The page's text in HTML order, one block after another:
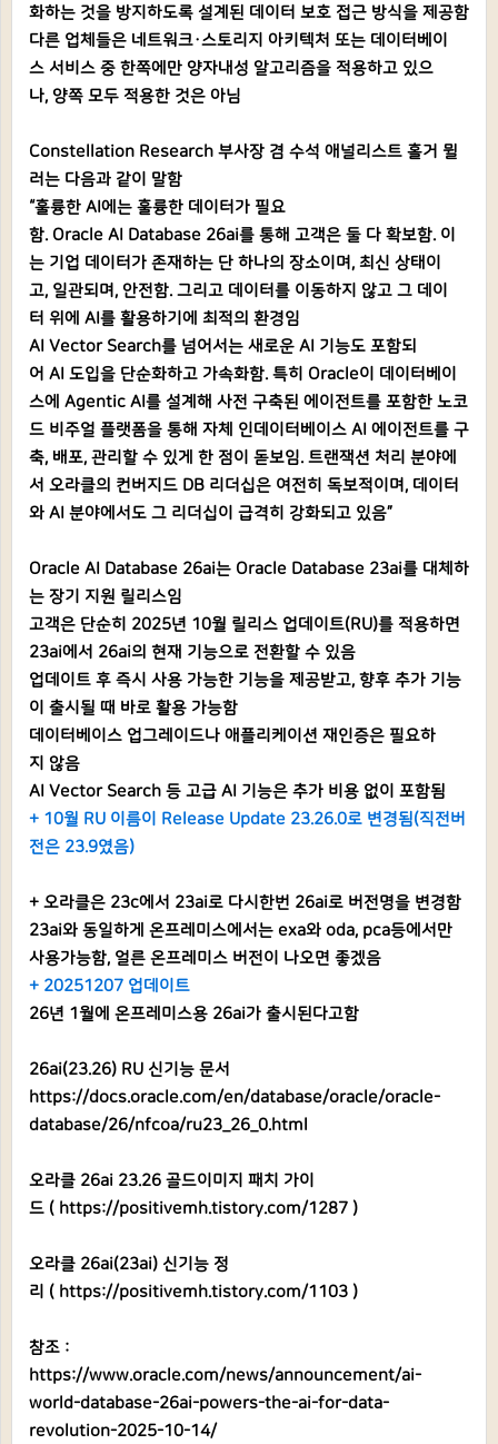
화하는 것을 방지하도록 설계된 데이터 보호 접근 방식을 제공함
다른 업체들은 네트워크·스토리지 아키텍처 또는 데이터베이
스 서비스 중 한쪽에만 양자내성 알고리즘을 적용하고 있으
나, 양쪽 모두 적용한 것은 아님
Constellation Research 부사장 겸 수석 애널리스트 홀거 뮐
러는 다음과 같이 말함
“훌륭한 AI에는 훌륭한 데이터가 필요
함. Oracle AI Database 26ai를 통해 고객은 둘 다 확보함. 이
는 기업 데이터가 존재하는 단 하나의 장소이며, 최신 상태이
고, 일관되며, 안전함. 그리고 데이터를 이동하지 않고 그 데이
터 위에 AI를 활용하기에 최적의 환경임
AI Vector Search를 넘어서는 새로운 AI 기능도 포함되
어 AI 도입을 단순화하고 가속화함. 특히 Oracle이 데이터베이
스에 Agentic AI를 설계해 사전 구축된 에이전트를 포함한 노코
드 비주얼 플랫폼을 통해 자체 인데이터베이스 AI 에이전트를 구
축, 배포, 관리할 수 있게 한 점이 돋보임. 트랜잭션 처리 분야에
서 오라클의 컨버지드 DB 리더십은 여전히 독보적이며, 데이터
와 AI 분야에서도 그 리더십이 급격히 강화되고 있음”
Oracle AI Database 26ai는 Oracle Database 23ai를 대체하
는 장기 지원 릴리스임
고객은 단순히 2025년 10월 릴리스 업데이트(RU)를 적용하면
23ai에서 26ai의 현재 기능으로 전환할 수 있음
업데이트 후 즉시 사용 가능한 기능을 제공받고, 향후 추가 기능
이 출시될 때 바로 활용 가능함
데이터베이스 업그레이드나 애플리케이션 재인증은 필요하
지 않음
AI Vector Search 등 고급 AI 기능은 추가 비용 없이 포함됨
+ 10월 RU 이름이 Release Update 23.26.0로 변경됨(직전버
전은 23.9였음)
+ 오라클은 23c에서 23ai로 다시한번 26ai로 버전명을 변경함
23ai와 동일하게 온프레미스에서는 exa와 oda, pca등에서만
사용가능함, 얼른 온프레미스 버전이 나오면 좋겠음
+ 20251207 업데이트
26년 1월에 온프레미스용 26ai가 출시된다고함
26ai(23.26) RU 신기능 문서
https://docs.oracle.com/en/database/oracle/oracle-
database/26/nfcoa/ru23_26_0.html
오라클 26ai 23.26 골드이미지 패치 가이
드 ( https://positivemh.tistory.com/1287 )
오라클 26ai(23ai) 신기능 정
리 ( https://positivemh.tistory.com/1103 )
참조 :
https://www.oracle.com/news/announcement/ai-
world-database-26ai-powers-the-ai-for-data-
revolution-2025-10-14/